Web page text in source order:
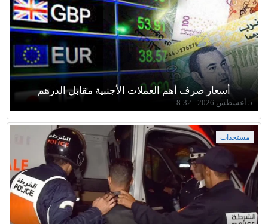
أسعار صرف أهم العملات الأجنبية مقابل الدرهم
5 أغسطس 2026 - 8:32
مستجدات